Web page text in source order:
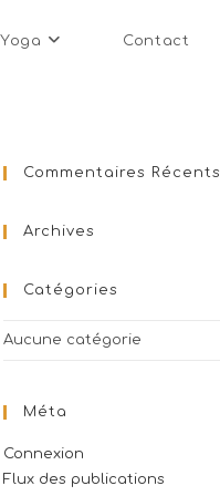
Yoga Contact
Commentaires Récents
Archives
Catégories
Aucune catégorie
Méta
Connexion
Flux des publications